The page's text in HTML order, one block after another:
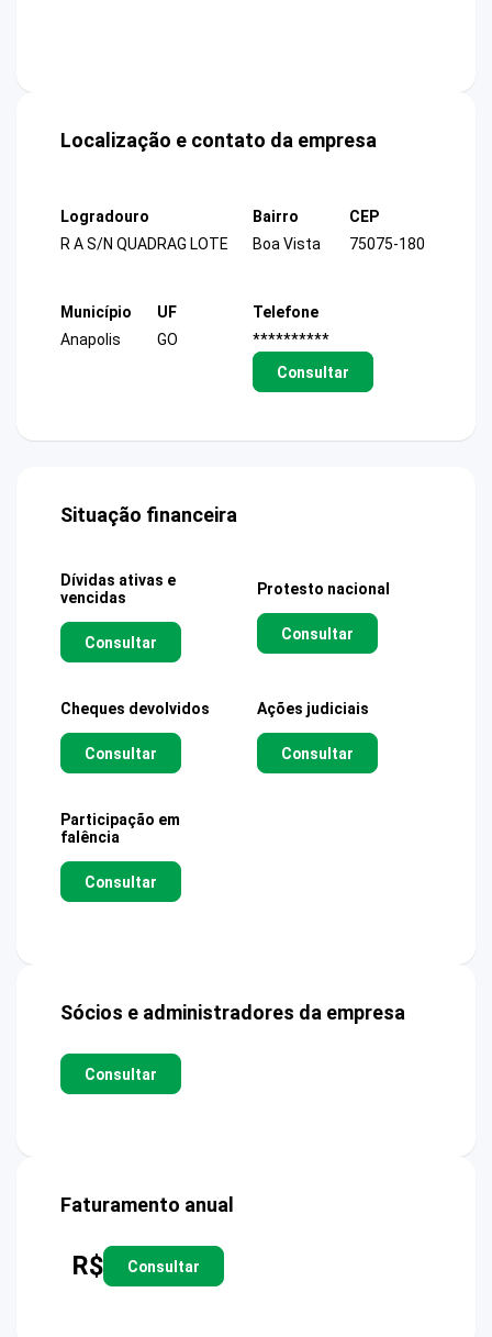
Localização e contato da empresa
Logradouro
R A S/N QUADRAG LOTE
Bairro
Boa Vista
CEP
75075-180
Município
Anapolis
UF
GO
Telefone
**********
Consultar
Situação financeira
Dívidas ativas e
vencidas
Consultar
Protesto nacional
Consultar
Cheques devolvidos
Consultar
Ações judiciais
Consultar
Participação em
falência
Consultar
Sócios e administradores da empresa
Consultar
Faturamento anual
R$ Consultar